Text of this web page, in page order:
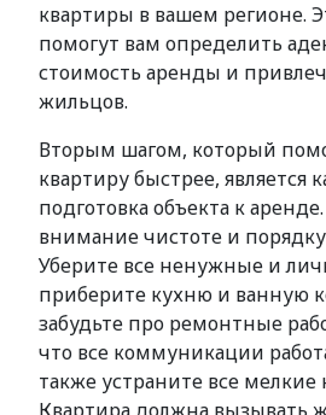
квартиры в вашем регионе.
помогут вам определить
стоимость аренды и
жильцов.
Вторым шагом, который
квартиру быстрее, является
подготовка объекта к
внимание чистоте и
Уберите все ненужные и
приберите кухню и ванную
забудьте про ремонтные
что все коммуникации
также устраните все мелкие